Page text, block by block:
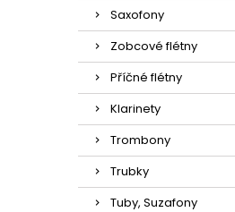
Saxofony
Zobcové flétny
Příčné flétny
Klarinety
Trombony
Trubky
Tuby, Suzafony